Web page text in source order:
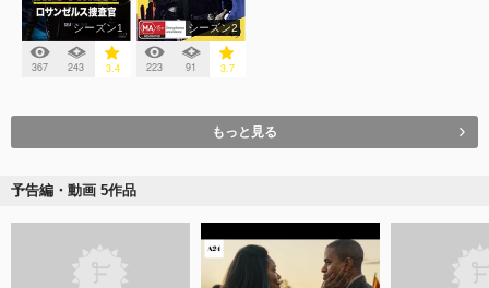
シーズン1
367 243 3.4
シーズン2
223 91 3.7
もっと見る
予告編・動画 5作品